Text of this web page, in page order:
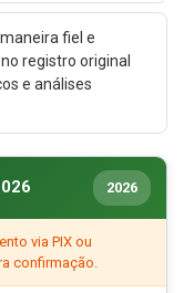
fiel e
registro original
e análises
2026
via PIX ou
confirmação.